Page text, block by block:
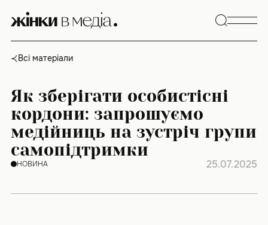
content
Всі матеріали
Як зберігати особистісні
кордони: запрошуємо
медійниць на зустріч групи
самопідтримки
НОВИНА 25.07.2025